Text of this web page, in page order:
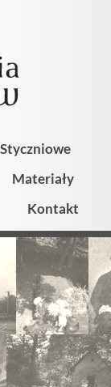
Materiały
Kontakt